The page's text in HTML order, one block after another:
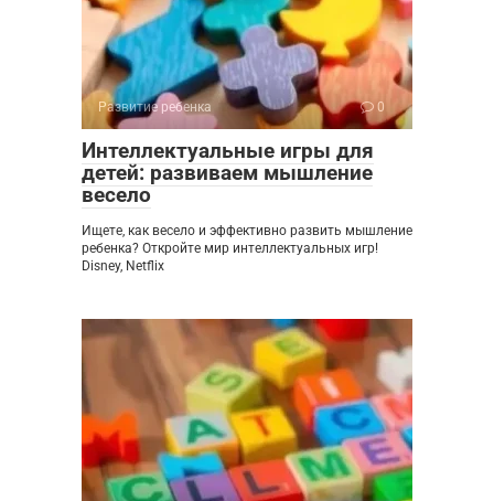
Развитие ребенка 0
Интеллектуальные игры для
детей: развиваем мышление
весело
Ищете, как весело и эффективно развить мышление
ребенка? Откройте мир интеллектуальных игр!
Disney, Netflix